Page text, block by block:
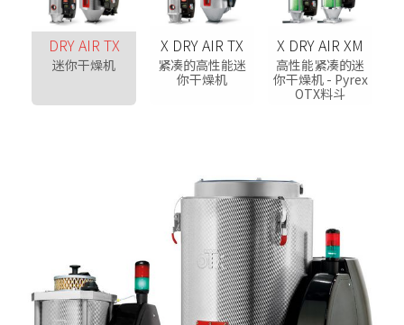
DRY AIR TX
迷你干燥机
X DRY AIR TX
紧凑的高性能迷
你干燥机
X DRY AIR XM
高性能紧凑的迷
你干燥机 - Pyrex
OTX料斗